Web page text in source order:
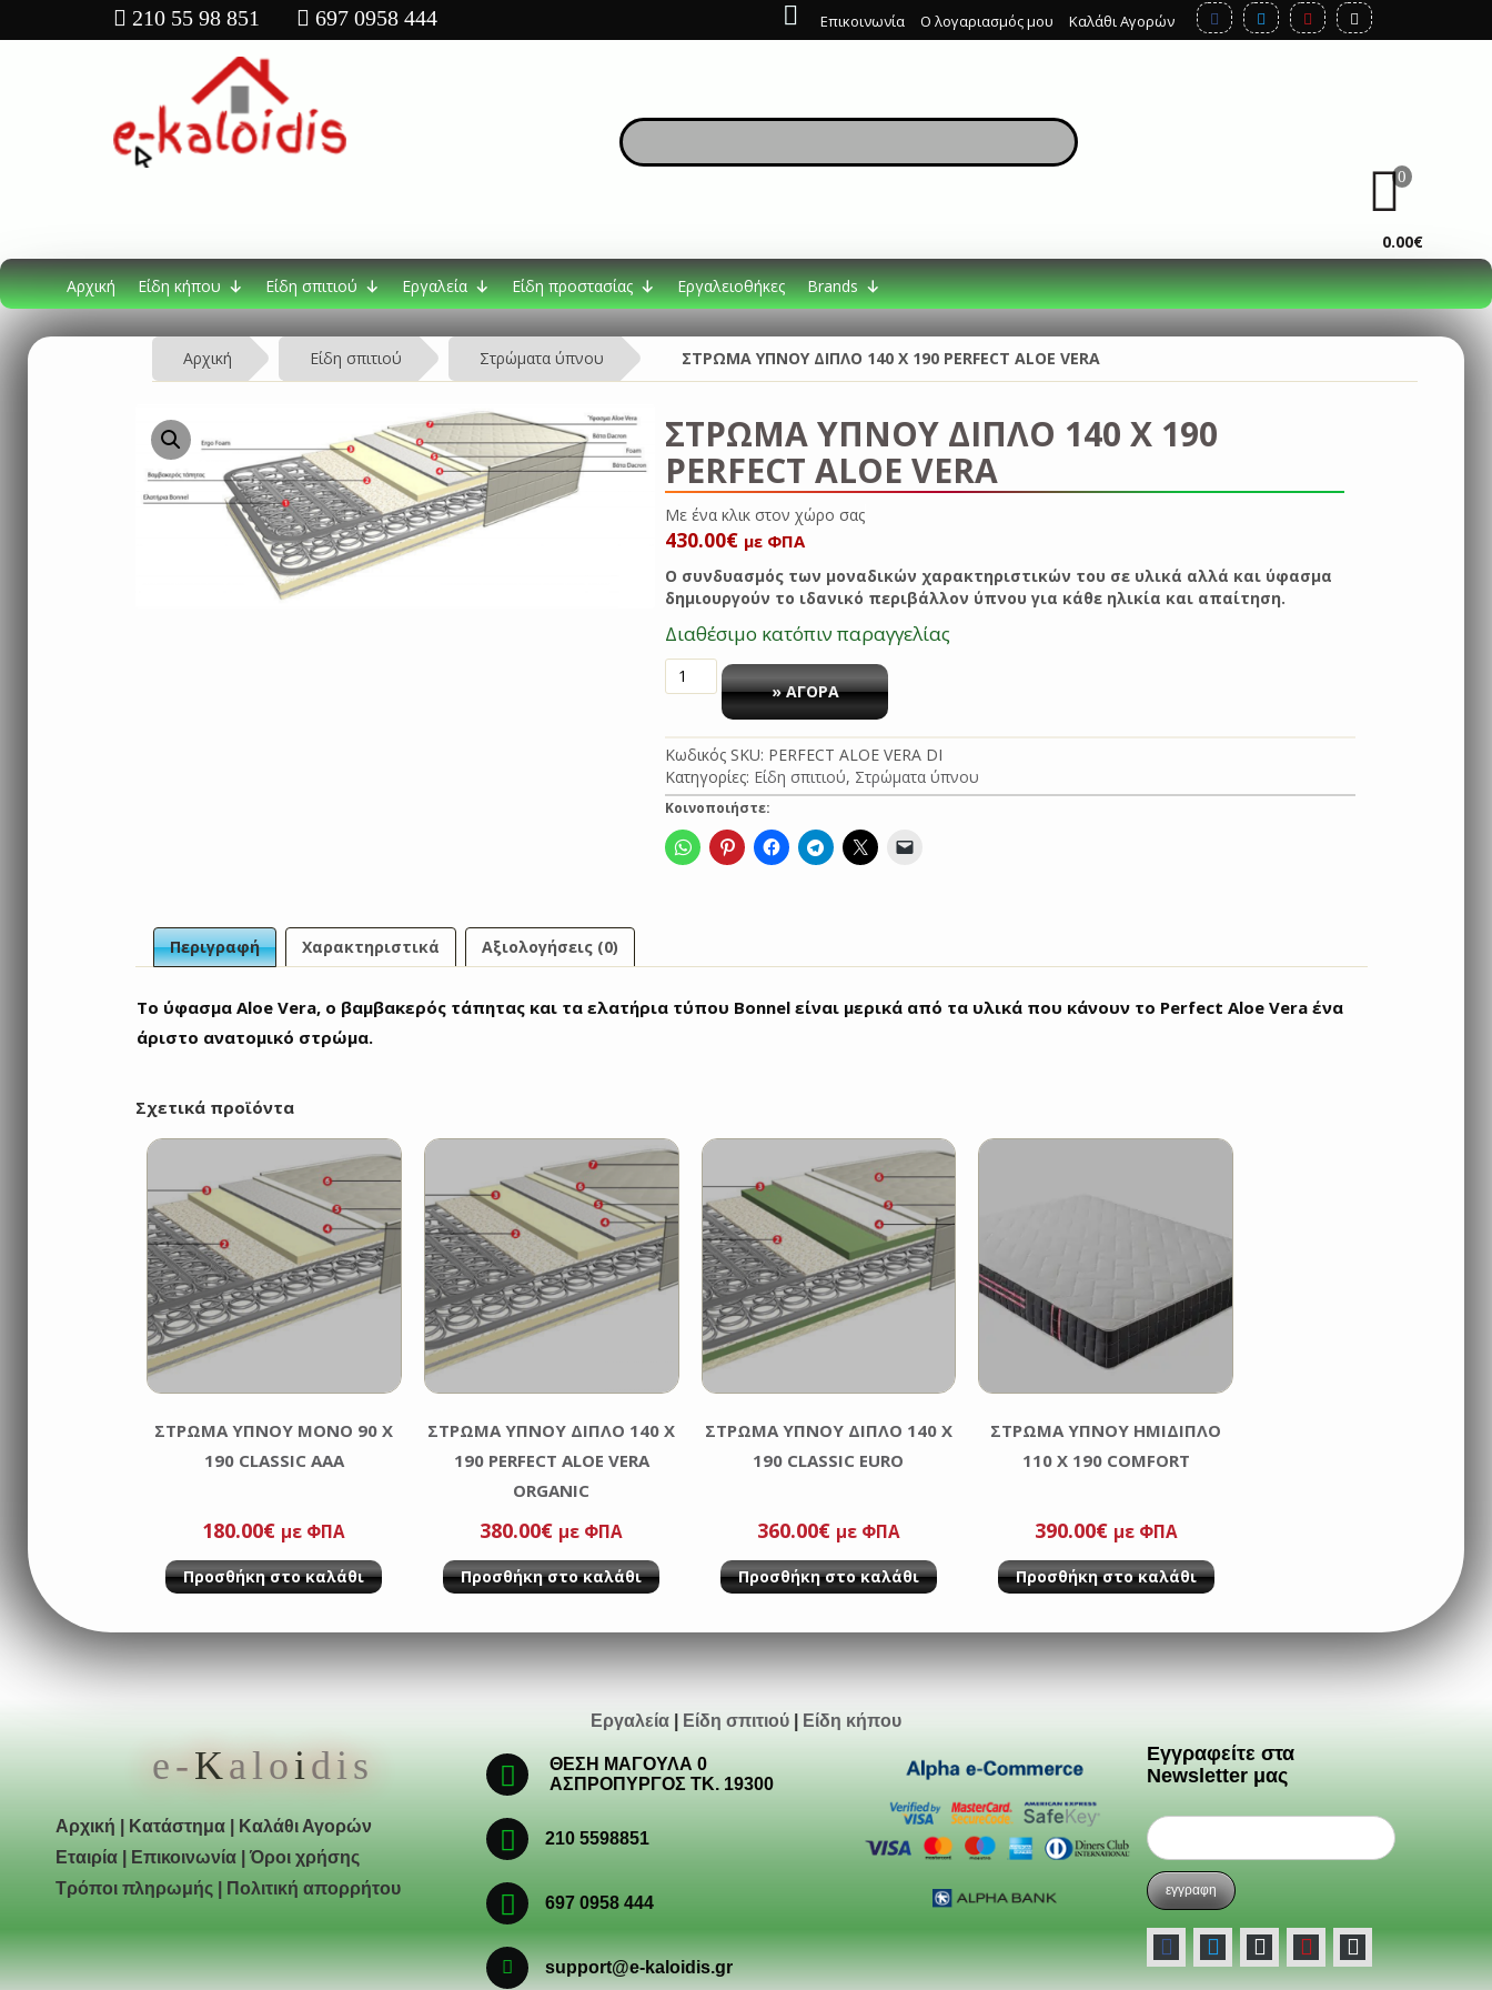
Επικοινωνία Ο λογαριασμός μου Καλάθι Αγορών
210 55 98 851 697 0958 444
0
0.00€
Αρχική Είδη κήπου Είδη σπιτιού Εργαλεία Είδη προστασίας Εργαλειοθήκες Brands
Αρχική Είδη σπιτιού Στρώματα ύπνου ΣΤΡΩΜΑ ΥΠΝΟΥ ΔΙΠΛΟ 140 Χ 190 PERFECT ALOE VERA
ΣΤΡΩΜΑ ΥΠΝΟΥ ΔΙΠΛΟ 140 Χ 190
PERFECT ALOE VERA
Με ένα κλικ στον χώ
430.00€ με ΦΠΑ
Ο συνδυασμός των μοναδικών χαρακτηριστικών του σε υλικά αλλά και ύφασμα
δημιουργούν το ιδανικό περιβάλλον ύπνου για κάθε ηλικία και απαίτηση.
Διαθέσιμο κατόπιν παραγγελίας
ΣΤΡΩΜΑ
ΥΠΝΟΥ
140
Χ
190
PERFECT
VERA
ποσότητα
» ΑΓΟΡΑ
Κωδικός SKU: PERFECT ALOE VERA DI
Κατηγορίες: Είδη σπιτιού, Στρώματα ύπνου
Κοινοποιήστε:
Περιγραφή Χαρακτηριστικά Αξιολογήσεις (0)
Το ύφασμα Aloe Vera, ο βαμβακερός τάπητας και τα ελατήρια τύπου Bonnel είναι μερικά από τα υλικά που κάνουν το Perfect Aloe Vera ένα
άριστο ανατομικό στρώμα.
Σχετικά προϊόντα
ΣΤΡΩΜΑ ΥΠΝΟΥ ΜΟΝΟ 90 Χ
190 CLASSIC AAA
180.00€ με ΦΠΑ
Προσθήκη στο καλάθι
ΣΤΡΩΜΑ ΥΠΝΟΥ ΔΙΠΛΟ 140 Χ
190 PERFECT ALOE VERA
ORGANIC
380.00€ με ΦΠΑ
Προσθήκη στο καλάθι
ΣΤΡΩΜΑ ΥΠΝΟΥ ΔΙΠΛΟ 140 Χ
190 CLASSIC EURO
360.00€ με ΦΠΑ
Προσθήκη στο καλάθι
ΣΤΡΩΜΑ ΥΠΝΟΥ ΗΜΙΔΙΠΛΟ
110 Χ 190 COMFORT
390.00€ με ΦΠΑ
Προσθήκη στο καλάθι
Εργαλεία Είδη σπιτιού Είδη κήπου
e-Kaloidis
Αρχική Κατάστημα
Καλάθι Αγορών
Εταιρία
Επικοινωνία |Όροι χρήσης
Τρόποι πληρωμής
Πολιτική απορρήτου
ΘΕΣΗ ΜΑΓΟΥΛΑ 0
ΑΣΠΡΟΠΥΡΓΟΣ ΤΚ. 19300
210 5598851
697 0958 444
support@e-kaloidis.gr
Εγγραφείτε στα
Newsletter μας